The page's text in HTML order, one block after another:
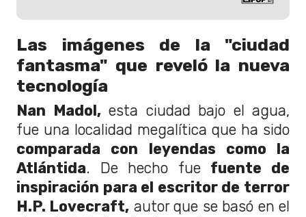
Las imágenes de la "ciudad
fantasma" que reveló la nueva
tecnología
Nan Madol,esta ciudad bajo el agua,
fue una localidad megalítica que ha sido
comparada con leyendas como la
Atlántida. De hecho fue fuente de
inspiración para el escritor de terror
H.P. Lovecraft, autor que se basó en el